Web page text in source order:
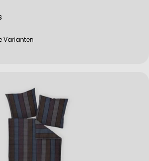
Varianten